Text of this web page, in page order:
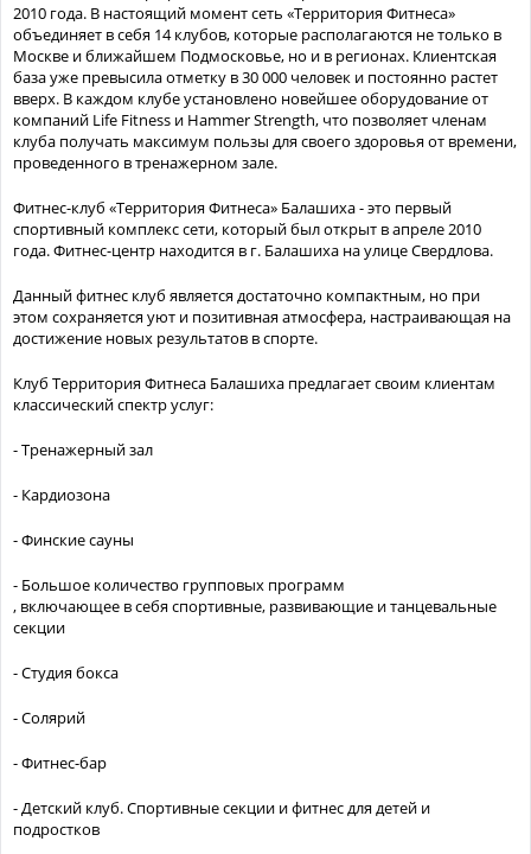
2010 года. В настоящий момент сеть «Территория Фитнеса»
объединяет в себя 14 клубов, которые располагаются не только в
Москве и ближайшем Подмосковье, но и в регионах. Клиентская
база уже превысила отметку в 30 000 человек и постоянно растет
вверх. В каждом клубе установлено новейшее оборудование от
компаний Life Fitness и Hammer Strength, что позволяет членам
клуба получать максимум пользы для своего здоровья от времени,
проведенного в тренажерном зале.
Фитнес-клуб «Территория Фитнеса» Балашиха - это первый
спортивный комплекс сети, который был открыт в апреле 2010
года. Фитнес-центр находится в г. Балашиха на улице Свердлова.
Данный фитнес клуб является достаточно компактным, но при
этом сохраняется уют и позитивная атмосфера, настраивающая на
достижение новых результатов в спорте.
Клуб Территория Фитнеса Балашиха предлагает своим клиентам
классический спектр услуг:
- Тренажерный зал
- Кардиозона
- Финские сауны
- Большое количество групповых программ
, включающее в себя спортивные, развивающие и танцевальные
секции
- Студия бокса
- Солярий
- Фитнес-бар
- Детский клуб. Спортивные секции и фитнес для детей и
подростков